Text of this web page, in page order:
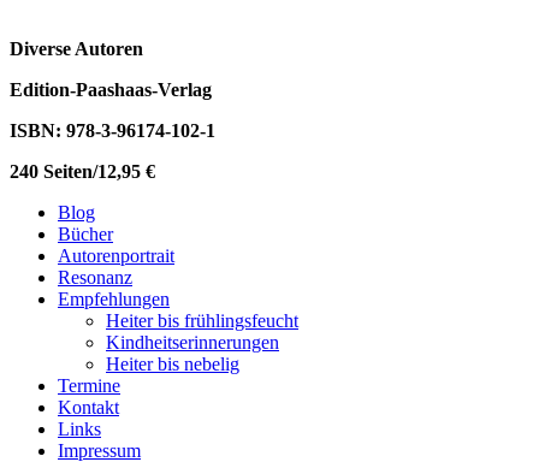
Diverse Autoren
Edition-Paashaas-Verlag
ISBN: 978-3-96174-102-1
240 Seiten/12,95 €
Blog
Bücher
Autorenportrait
Resonanz
Empfehlungen
Heiter bis frühlingsfeucht
Kindheitserinnerungen
Heiter bis nebelig
Termine
Kontakt
Links
Impressum